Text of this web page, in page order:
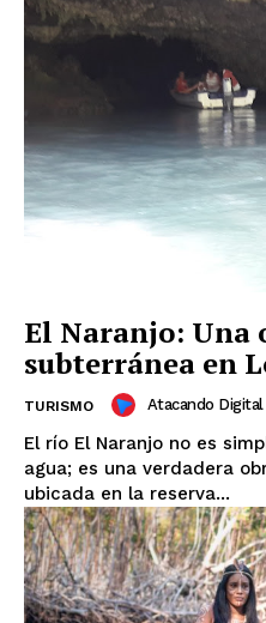
El Naranjo: Una
subterránea en
TURISMO Atacando Digital
​El río El Naranjo no es
agua; es una verdadera
ubicada en la reserva...